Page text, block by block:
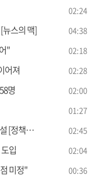
02:24
뉴스의 맥] 04:38
" 02:18
어져 02:28
명 02:00
01:27
현장+] 02:45
입 02:04
미정" 00:36